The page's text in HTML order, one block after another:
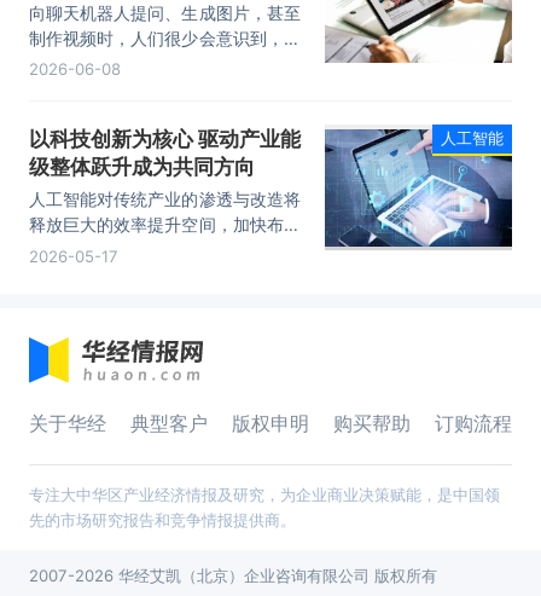
向聊天机器人提问、生成图片，甚至
制作视频时，人们很少会意识到，这
些看似发生在数字世界里的活动，正
2026-06-08
以科技创新为核心 驱动产业能
级整体跃升成为共同方向
人工智能对传统产业的渗透与改造将
释放巨大的效率提升空间，加快布局
该产业有利于带动制造业、服务业的
性。”
2026-05-17
人工智能
关于华经 典型客户 版权申明 购买帮助 订购流程
专注大中华区产业经济情报及研究，为企业商业决策赋能，是中国领
先的市场研究报告和竞争情报提供商。
2007-2026 华经艾凯（北京）企业咨询有限公司 版权所有